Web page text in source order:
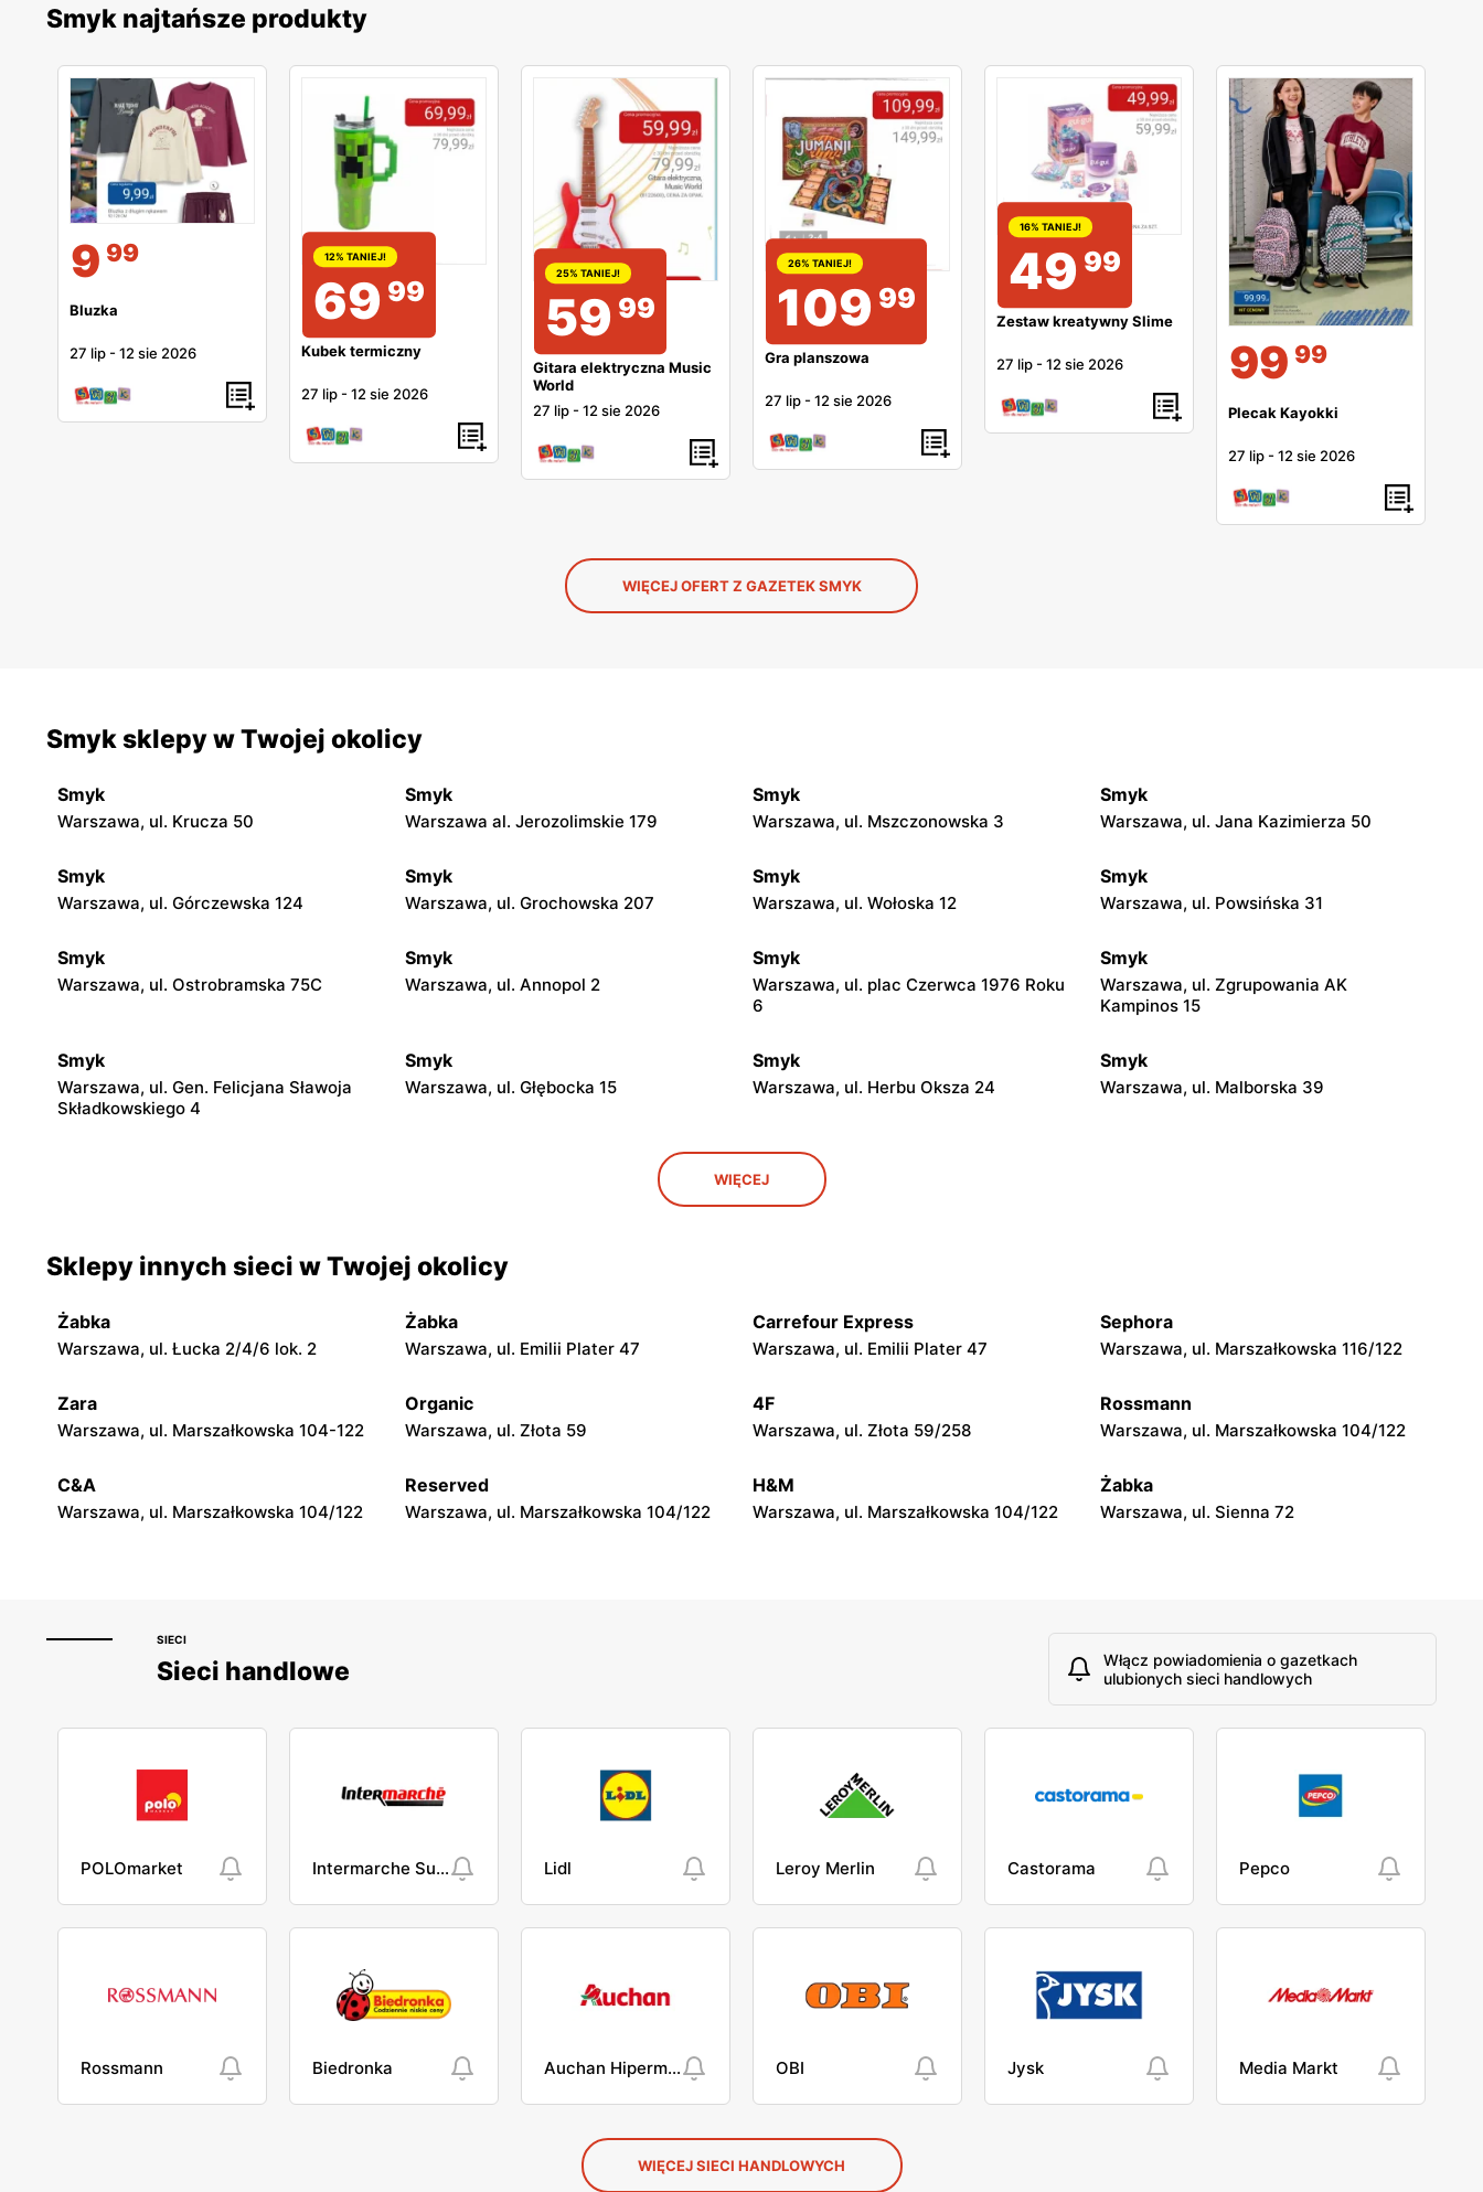
Smyk najtańsze produkty
9 99
Bluzka
27 lip -12 sie 2026
12% TANIEJ!
69 99
Kubek termiczny
27 lip -12 sie 2026
25% TANIEJ!
59 99
Gitara elektryczna Music
World
27 lip -12 sie 2026
26% TANIEJ!
109 99
Gra planszowa
27 lip -12 sie 2026
16% TANIEJ!
49 99
Zestaw kreatywny Slime
27 lip -12 sie 2026 99 99
Plecak Kayokki
27 lip -12 sie 2026
WIĘCEJ OFERT Z GAZETEK SMYK
Smyk sklepy w Twojej okolicy
Smyk
Warszawa, ul. Krucza 50
Smyk
Warszawa al. Jerozolimskie 179
Smyk
Warszawa, ul. Mszczonowska 3
Smyk
Warszawa, ul. Jana Kazimierza 50
Smyk
Warszawa, ul. Górczewska 124
Smyk
Warszawa, ul. Grochowska 207
Smyk
Warszawa, ul. Wołoska 12
Smyk
Warszawa, ul. Powsińska 31
Smyk
Warszawa, ul. Ostrobramska 75C
Smyk
Warszawa, ul. Annopol 2
Smyk
Warszawa, ul. plac Czerwca 1976 Roku
6
Smyk
Warszawa, ul. Zgrupowania AK
Kampinos 15
Smyk
Warszawa, ul. Gen. Felicjana Sławoja
Składkowskiego 4
Smyk
Warszawa, ul. Głębocka 15
Smyk
Warszawa, ul. Herbu Oksza 24
Smyk
Warszawa, ul. Malborska 39
Babice Nowe, ul. Warszawska 193 Warszawa, ul. Jana Pawła II 82
Stara Iwiczna, ul. Nowa 4 Wołomin, ul. Geodetów 2
Smyk
36
Smyk Smyk Smyk
Płońsk, ul. Młodzieżowa 28
Łowicz, ul. Władysława Broniewskiego
11
Ciechanów, ul. Henryka Sienkiewicza 8 Siedlce, ul. Józefa Piłsudskiego 74
WIĘCEJ
Sklepy innych sieci w Twojej okolicy
Żabka
Warszawa, ul. Łucka 2/4/6 lok. 2
Żabka
Warszawa, ul. Emilii Plater 47
Carrefour Express
Warszawa, ul. Emilii Plater 47
Sephora
Warszawa, ul. Marszałkowska 116/122
Zara
Warszawa, ul. Marszałkowska 104-122
Organic
Warszawa, ul. Złota 59
4F
Warszawa, ul. Złota 59/258
Rossmann
Warszawa, ul. Marszałkowska 104/122
C&A
Warszawa, ul. Marszałkowska 104/122
Reserved
Warszawa, ul. Marszałkowska 104/122
H&M
Warszawa, ul. Marszałkowska 104/122
Żabka
Warszawa, ul. Sienna 72
SIECI
Sieci handlowe
Włącz powiadomienia o gazetkach
ulubionych sieci handlowych
POLOmarket Intermarche Super Lidl Leroy Merlin Castorama Pepco
Rossmann Biedronka Auchan Hipermarket OBI Jysk Media Markt
WIĘCEJ SIECI HANDLOWYCH